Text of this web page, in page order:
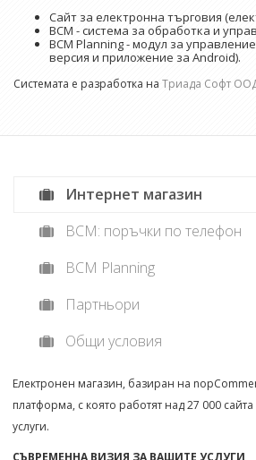
Сайт за електронна търговия
BCM - система за обработка и
BCM Planning - модул за
версия и приложение за Android).
Системата е разработка на Триада Софт
Интернет магазин
BCM: поръчки по телефон
BCM Planning
Партньори
Общи условия
Електронен магазин, базиран на
платформа, с която работят над 27 000
услуги.